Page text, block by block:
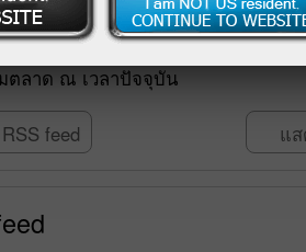
จุบันที่น่าสนใจที่เกี่ยวข้องโดยตรงหรื
ายงานจากสำนักงานข่าวที่น่าเชื่อถือ
ตลาด ณ เวลาปัจจุบัน
feed แ